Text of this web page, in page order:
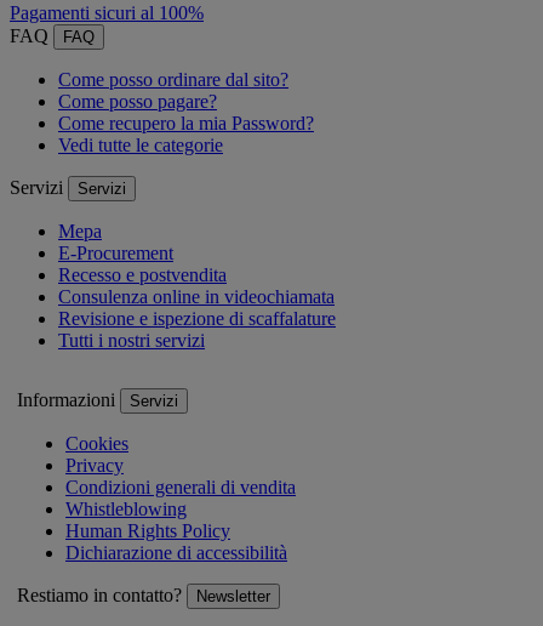
Pagamenti sicuri al 100%
FAQ
FAQ
Come posso ordinare dal sito?
Come posso pagare?
Come recupero la mia Password?
Vedi tutte le categorie
Servizi Servizi
Mepa
E-Procurement
Recesso e postvendita
Consulenza online in videochiamata
Revisione e ispezione di scaffalature
Tutti i nostri servizi
Informazioni Servizi
Cookies
Privacy
Condizioni generali di vendita
Whistleblowing
Human Rights Policy
Dichiarazione di accessibilità
Restiamo in contatto? Newsletter